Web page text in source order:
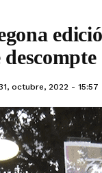
octubre, 2022 - 15:57